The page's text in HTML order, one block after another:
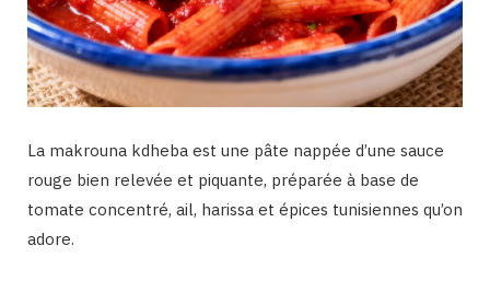
La makrouna kdheba est une pâte nappée d’une sauce
rouge bien relevée et piquante, préparée à base de
tomate concentré, ail, harissa et épices tunisiennes qu’on
adore.